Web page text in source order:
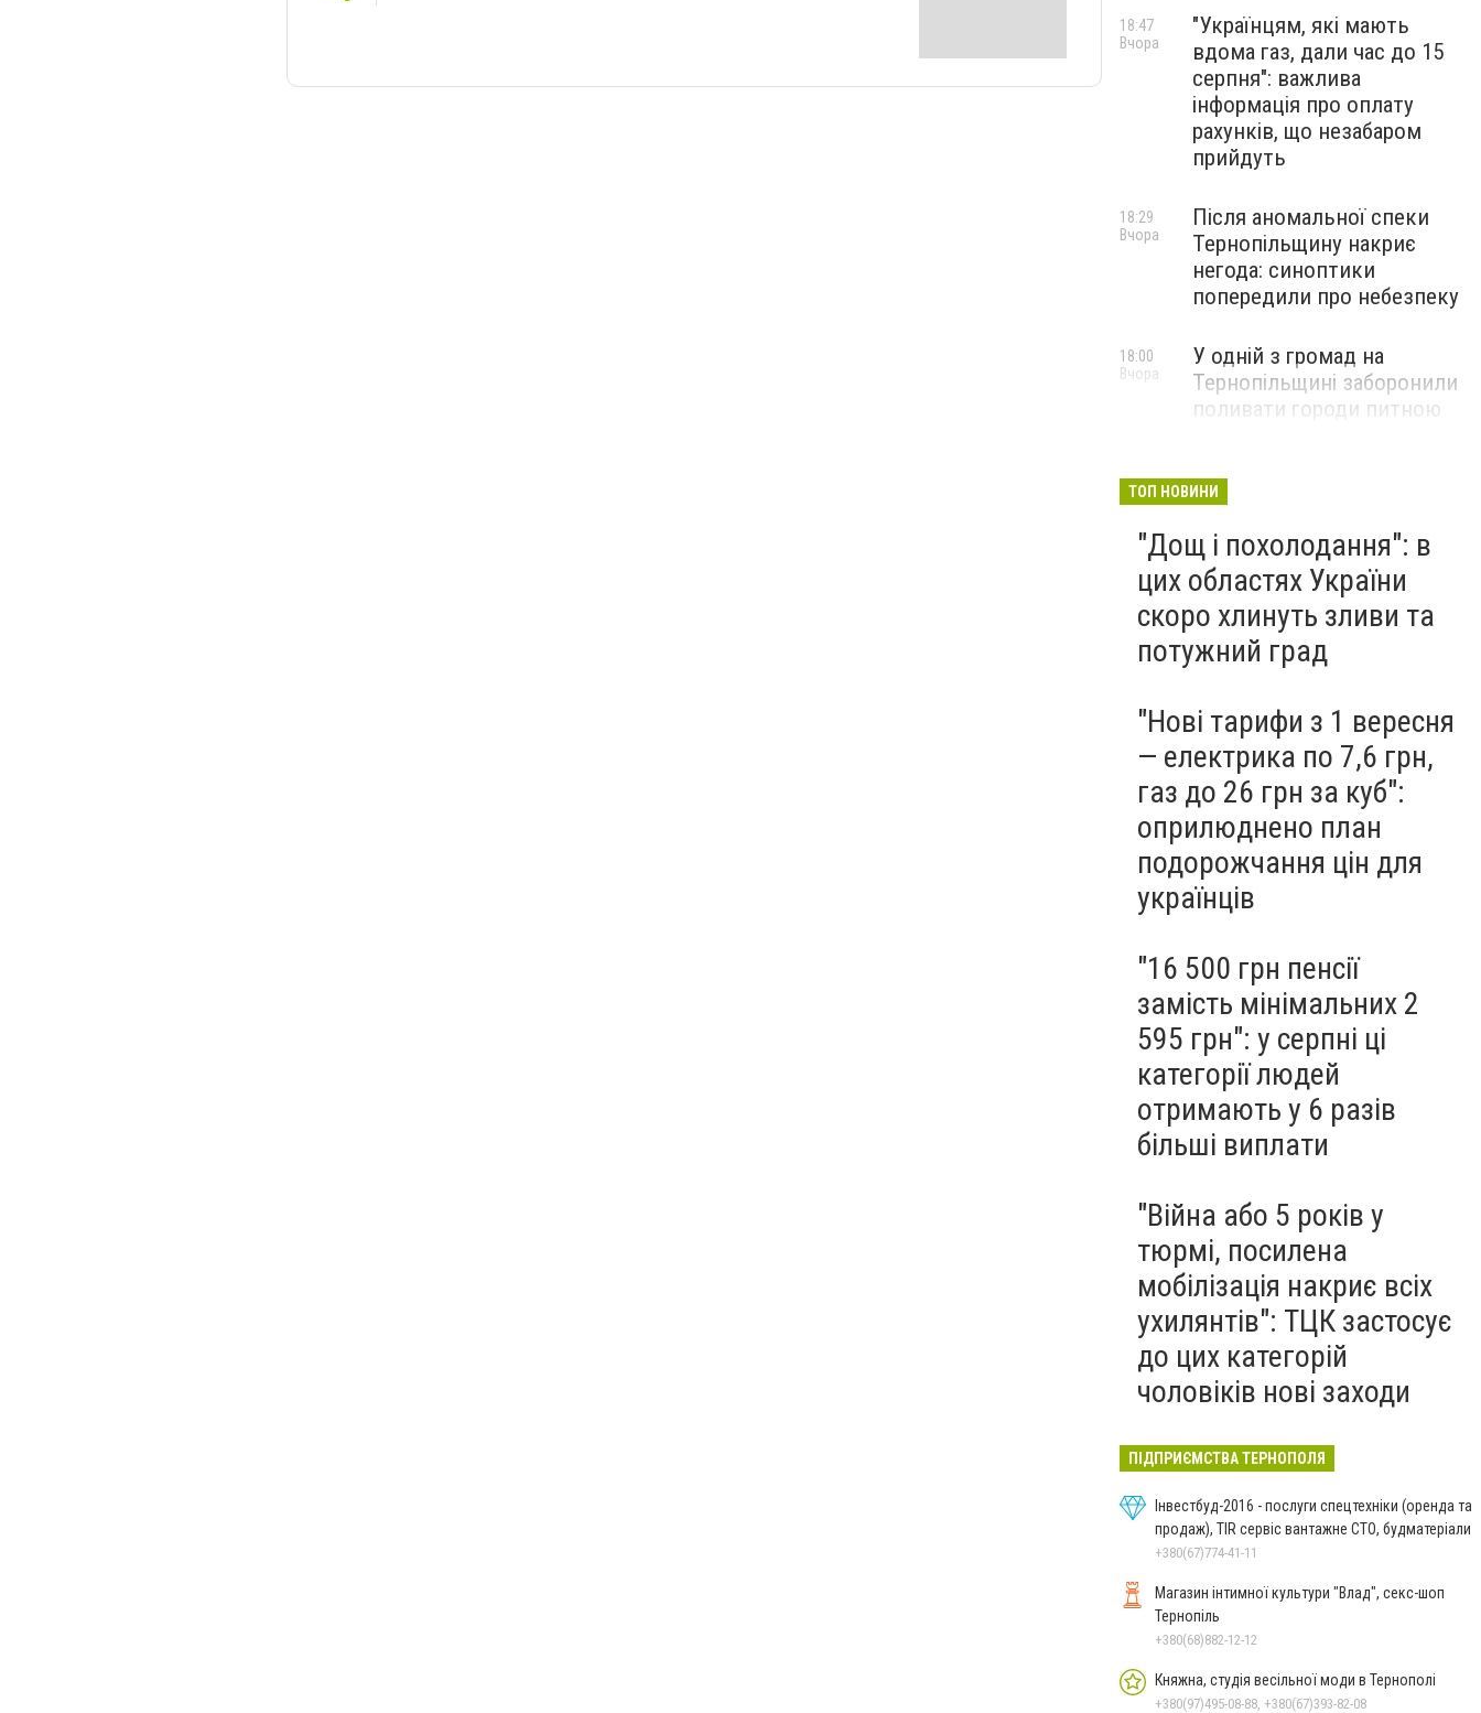
"Українцям, які мають
вдома газ, дали час до 15
серпня": важлива
інформація про оплату
рахунків, що незабаром
прийдуть
18:47
Вчора
Після аномальної спеки
Тернопільщину накриє
негода: синоптики
попередили про небезпеку
18:29
Вчора
У одній з громад на
Тернопільщині заборонили
поливати городи питною
18:00
Вчора
миті: на Тернопільщині
знешкодили боєприпас
Вчора
ТОП НОВИНИ
"Дощ і похолодання": в
цих областях України
скоро хлинуть зливи та
потужний град
"Нові тарифи з 1 вересня
— електрика по 7,6 грн,
газ до 26 грн за куб":
оприлюднено план
подорожчання цін для
українців
"16 500 грн пенсії
замість мінімальних 2
595 грн": у серпні ці
категорії людей
отримають у 6 разів
більші виплати
"Війна або 5 років у
тюрмі, посилена
мобілізація накриє всіх
ухилянтів": ТЦК застосує
до цих категорій
чоловіків нові заходи
ПІДПРИЄМСТВА ТЕРНОПОЛЯ
Інвестбуд-2016 - послуги спецтехніки (оренда та
продаж), TIR сервіс вантажне СТО, будматеріали
+380(67)774-41-11
Магазин інтимної культури "Влад", секс-шоп
Тернопіль
+380(68)882-12-12
Княжна, студія весільної моди в Тернополі
+380(97)495-08-88, +380(67)393-82-08